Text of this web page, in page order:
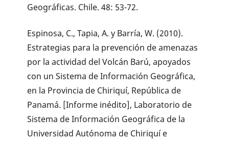
Geográficas. Chile. 48: 53-72.
Espinosa, C., Tapia, A. y Barría, W. (2010).
Estrategias para la prevención de amenazas
por la actividad del Volcán Barú, apoyados
con un Sistema de Información Geográfica,
en la Provincia de Chiriquí, República de
Panamá. [Informe inédito], Laboratorio de
Sistema de Información Geográfica de la
Universidad Autónoma de Chiriquí e